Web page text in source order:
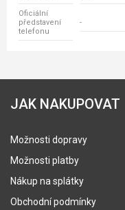
Oficiální
představení
telefonu
-
JAK NAKUPOVAT
Možnosti dopravy
Možnosti platby
Nákup na splátky
Obchodní podmínky